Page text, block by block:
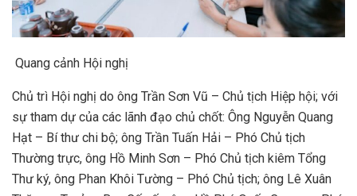
Quang cảnh Hội nghị
Chủ trì Hội nghị do ông Trần Sơn Vũ – Chủ tịch Hiệp hội; với
sự tham dự của các lãnh đạo chủ chốt: Ông Nguyễn Quang
Hạt – Bí thư chi bộ; ông Trần Tuấn Hải – Phó Chủ tịch
Thường trực, ông Hồ Minh Sơn – Phó Chủ tịch kiêm Tổng
Thư ký, ông Phan Khôi Tường – Phó Chủ tịch; ông Lê Xuân